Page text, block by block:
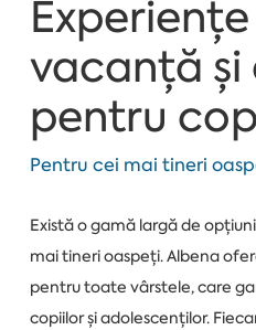
vacanță
pentru
Pentru cei mai tineri
Există o gamă largă de
mai tineri oaspeți. Albena
pentru toate vârstele, care
copiilor și adolescenților.